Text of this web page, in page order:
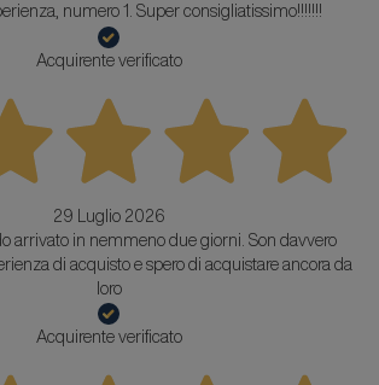
numero 1. Super consigliatissimo!!!!!!!
Acquirente verificato
29 Luglio 2026
arrivato in nemmeno due giorni. Son davvero
di acquisto e spero di acquistare ancora da
loro
Acquirente verificato